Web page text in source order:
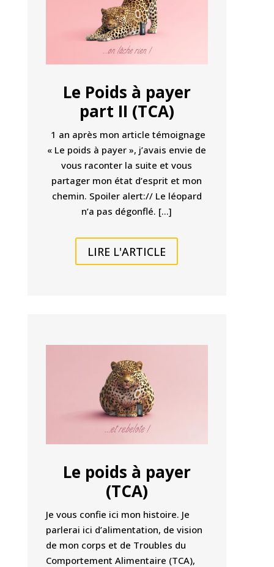
Le Poids à payer
part II (TCA)
1 an après mon article témoignage
« Le poids à payer », j’avais envie de
vous raconter la suite et vous
partager mon état d’esprit et mon
chemin. Spoiler alert:// Le léopard
n’a pas dégonflé. […]
LIRE L'ARTICLE
Le poids à payer
(TCA)
Je vous confie ici mon histoire. Je
parlerai ici d’alimentation, de vision
de mon corps et de Troubles du
Comportement Alimentaire (TCA),